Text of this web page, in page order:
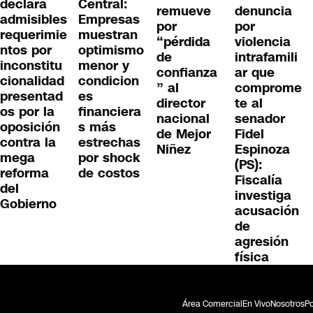
declara
admisibles
requerimie
ntos por
inconstitu
cionalidad
presentad
os por la
oposición
contra la
mega
reforma
del
Gobierno
Central:
Empresas
muestran
optimismo
menor y
condicion
es
financiera
s más
estrechas
por shock
de costos
remueve
por
“pérdida
de
confianza
” al
director
nacional
de Mejor
Niñez
denuncia
por
violencia
intrafamili
ar que
comprome
te al
senador
Fidel
Espinoza
(PS):
Fiscalía
investiga
acusación
de
agresión
física
Área ComercialEn VivoNosotros